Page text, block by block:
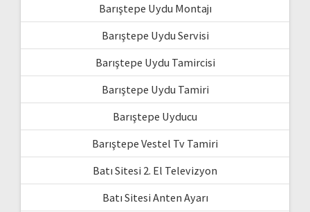
Barıştepe Uydu Montajı
Barıştepe Uydu Servisi
Barıştepe Uydu Tamircisi
Barıştepe Uydu Tamiri
Barıştepe Uyducu
Barıştepe Vestel Tv Tamiri
Batı Sitesi 2. El Televizyon
Batı Sitesi Anten Ayarı